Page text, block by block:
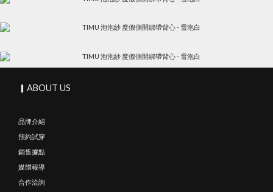
▎ABOUT US
品牌介紹
預約試穿
銷售據點
媒體報導
合作洽詢